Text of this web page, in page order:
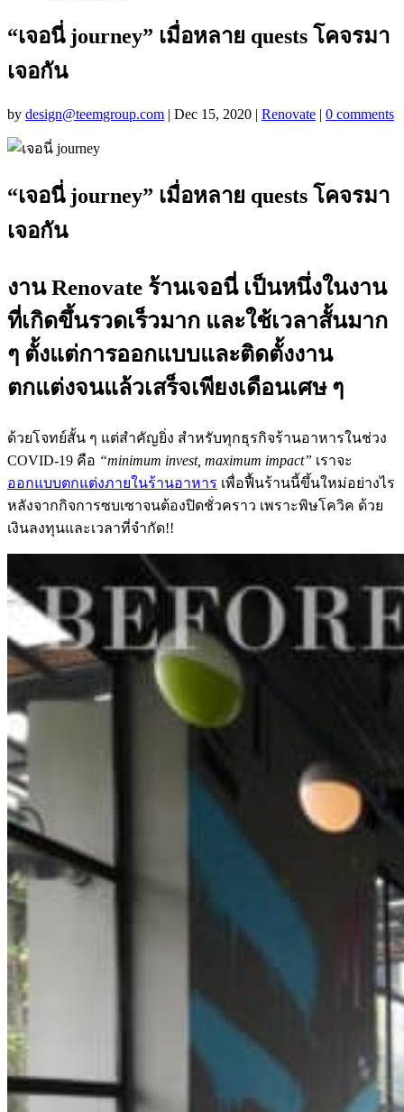
“เจอนี่ journey” เมื่อหลาย quests โคจรมา
เจอกัน
by design@teemgroup.com | Dec 15, 2020 | Renovate | 0 comments
“เจอนี่journey” เมื่อหลาย quests โคจรมา
เจอกัน
งาน Renovate ร้านเจอนี่ เป็นหนึ่งในงาน
ที่เกิดขึ้นรวดเร็วมาก และใช้เวลาสั้นมาก
ๆ ตั้งแต่การออกแบบและติดตั้งงาน
ตกแต่งจนแล้วเสร็จเพียงเดือนเศษ ๆ
ด้วยโจทย์สั้น ๆ แต่สำคัญยิ่ง สำหรับทุกธุรกิจร้านอาหารในช่วง
COVID-19 คือ “minimum invest, maximum impact” เราจะ
ออกแบบตกแต่งภายในร้านอาหาร เพื่อฟื้นร้านนี้ขึ้นใหม่อย่างไร
หลังจากกิจการซบเซาจนต้องปิดชั่วคราว เพราะพิษโควิค ด้วย
เงินลงทุนและเวลาที่จำกัด!!